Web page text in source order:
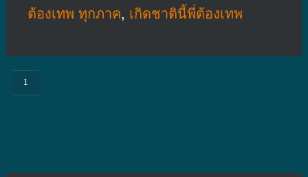
ต้องเทพ ทุกภาค, เกิดชาตินี้พี่ต้องเทพ
1